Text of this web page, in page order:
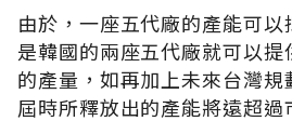
由於，一座五代廠的產能可
是韓國的兩座五代廠就可以
的產量，如再加上未來台灣規
屆時所釋放出的產能將遠超過